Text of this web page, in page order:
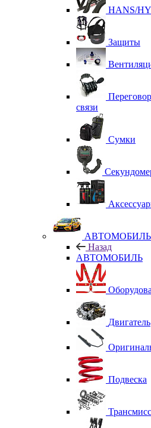
HANS/
Защиты
связи
Сумки
АВТОМОБИЛЬ
Назад
АВТОМОБИЛЬ
Двигатель
Подвеска